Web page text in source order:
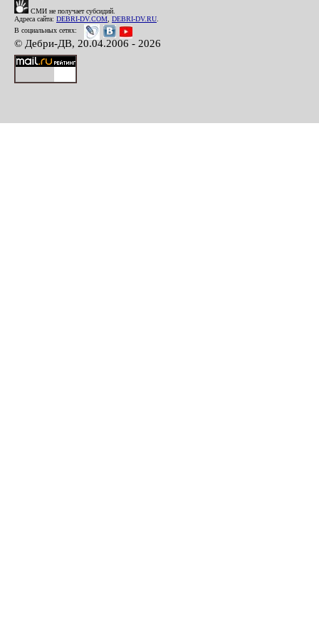
СМИ не получает субсидий.
Адреса сайта: DEBRI-DV.COM DEBRI-DV.RU
В социальных сетях:
© Дебри-ДВ, 20.04.2006 - 2026